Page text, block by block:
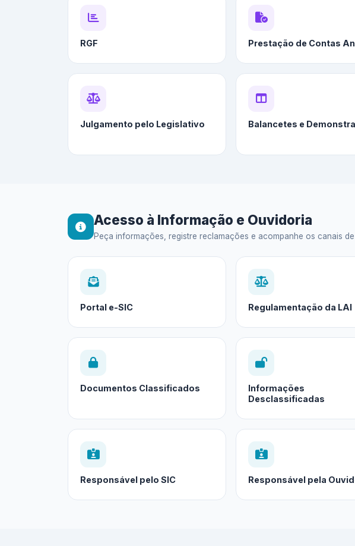
RGF Prestação de Contas
Julgamento pelo Legislativo Balancetes e
Acesso à Informação e Ouvidoria
Peça informações, registre reclamações e acompanhe os canais
Portal e-SIC Regulamentação da LAI
Documentos Classificados
Informações
Desclassificadas
Responsável pelo SIC Responsável pela